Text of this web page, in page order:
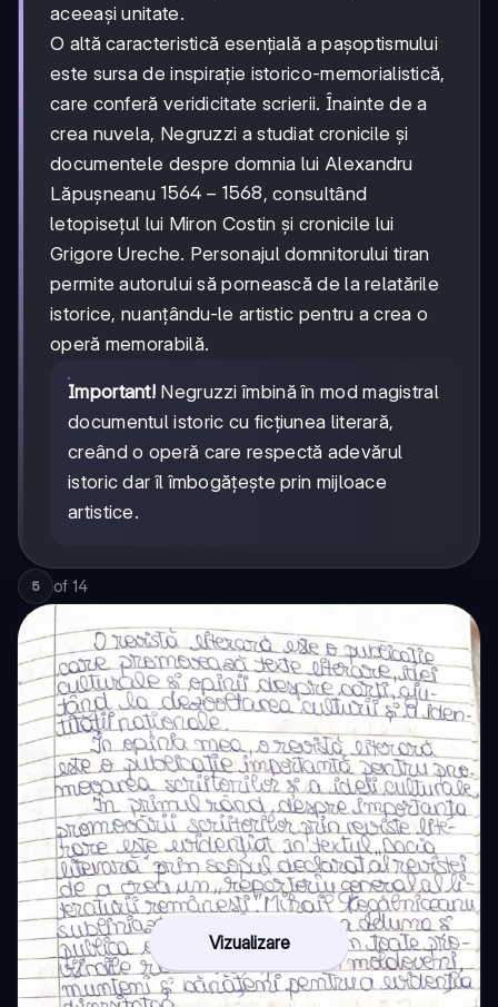
aceeași unitate.
O altă caracteristică esențială a pașoptismului
este sursa de inspirație istorico-memorialistică,
care conferă veridicitate scrierii. Înainte de a
crea nuvela, Negruzzi a studiat cronicile și
documentele despre domnia lui Alexandru
Lăpușneanu 1564-
1568
1564 − 1568, consultând
letopisețul lui Miron Costin și cronicile lui
Grigore Ureche. Personajul domnitorului tiran
permite autorului să pornească de la relatările
istorice, nuanțându-le artistic pentru a crea o
operă memorabilă.
Important! Negruzzi îmbină în mod magistral
documentul istoric cu ficțiunea literară,
creând o operă care respectă adevărul
istoric dar îl îmbogățește prin mijloace
artistice.
5 of 14
Vizualizare